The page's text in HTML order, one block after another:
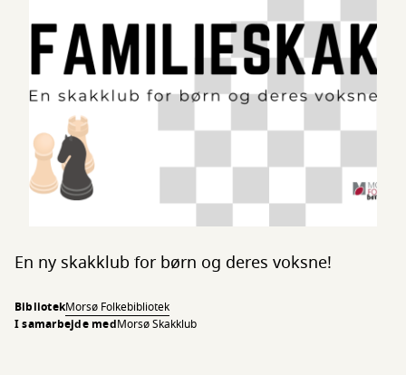
En ny skakklub for børn og deres voksne!
BibliotekMorsø Folkebibliotek
I samarbejde medMorsø Skakklub